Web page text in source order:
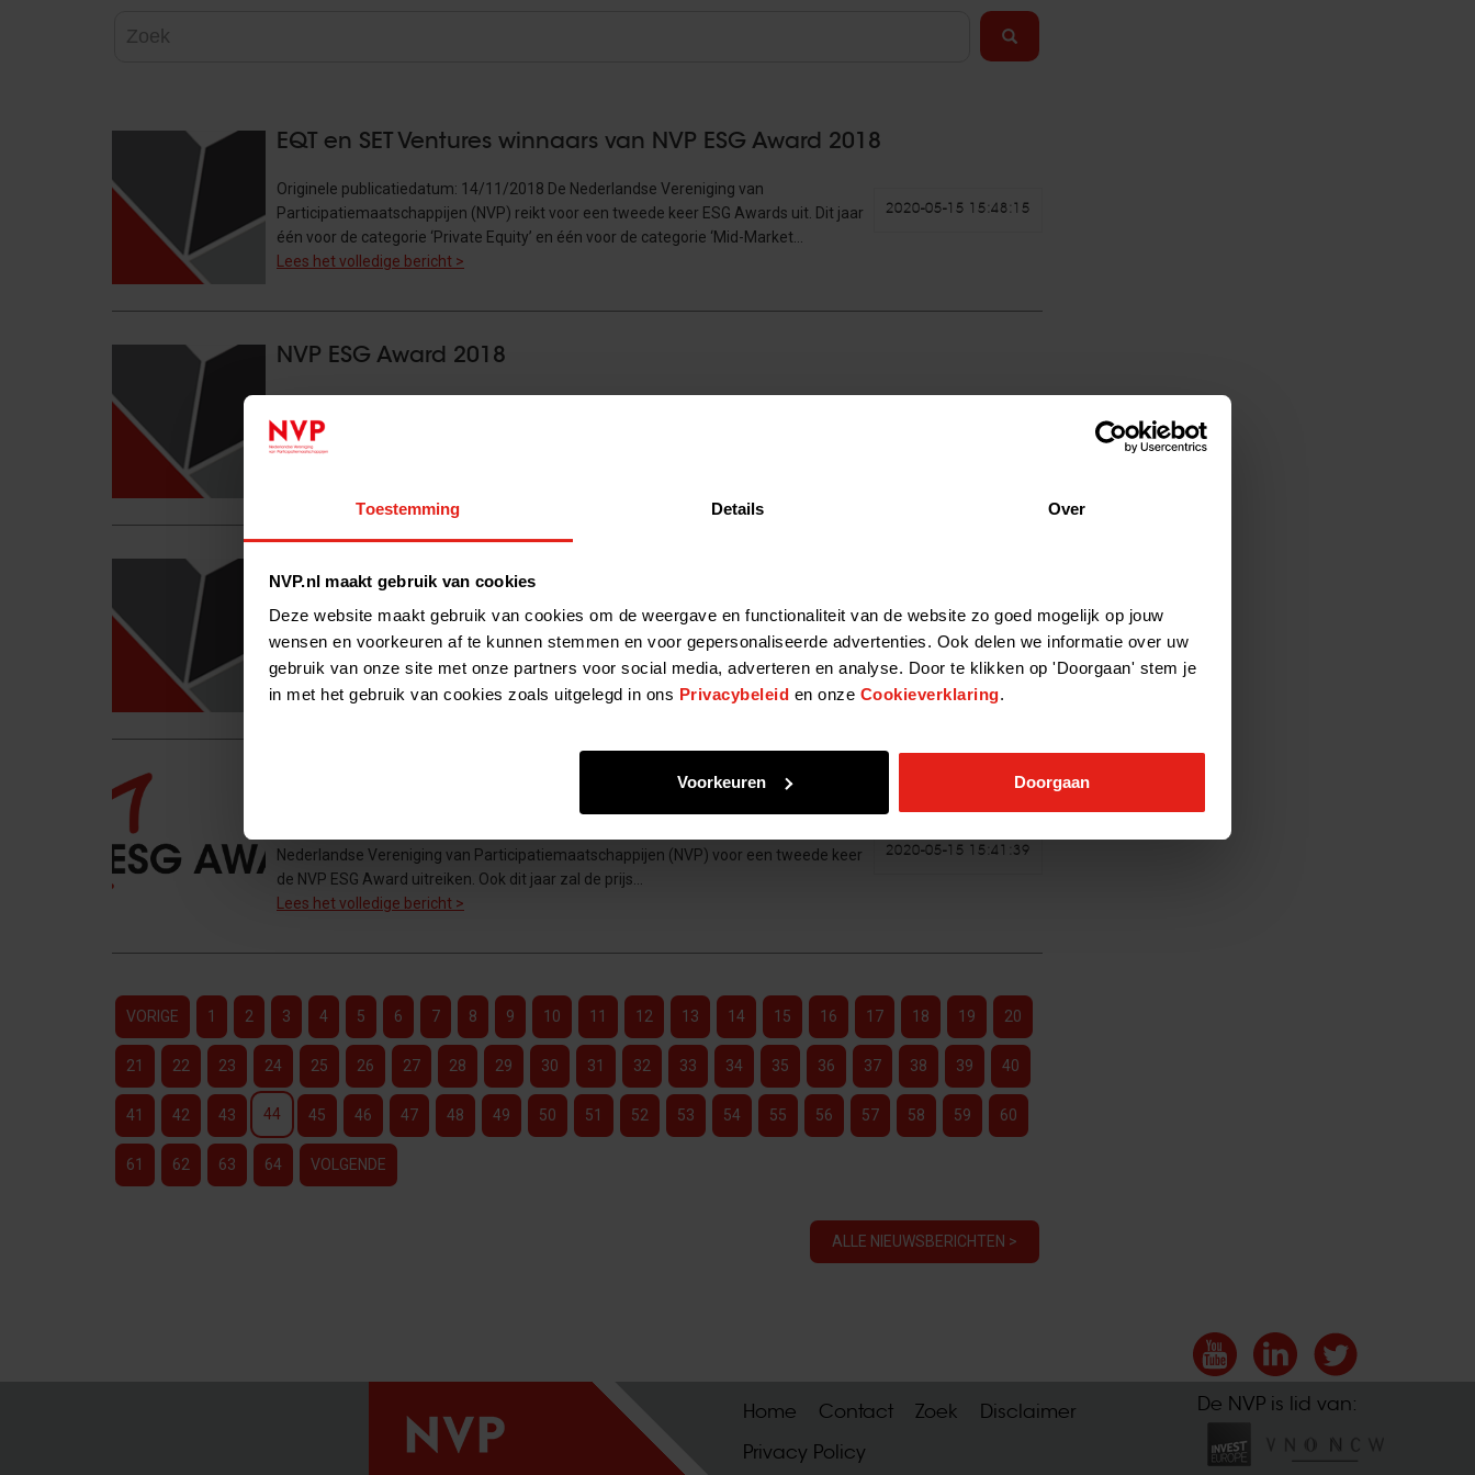
Toestemming Details Over
NVP.nl maakt gebruik van cookies
Deze website maakt gebruik van cookies om de weergave en functionaliteit van de website zo goed mogelijk op jouw
wensen en voorkeuren af te kunnen stemmen en voor gepersonaliseerde advertenties. Ook delen we informatie over uw
gebruik van onze site met onze partners voor social media, adverteren en analyse. Door te klikken op 'Doorgaan' stem je
in met het gebruik van cookies zoals uitgelegd in ons Privacybeleid en onze Cookieverklaring.
Voorkeuren Doorgaan
EQT en SET Ventures winnaars van NVP ESG Award 2018
2020-05-15 15:48:15
Originele publicatiedatum: 14/11/2018 De Nederlandse Vereniging van
Participatiemaatschappijen (NVP) reikt voor een tweede keer ESG Awards uit. Dit jaar
één voor de categorie ‘Private Equity’ en één voor de categorie ‘Mid-Market…
Lees het volledige bericht >
NVP ESG Award 2018
hebben zich dit jaar aangemeld om mee te dingen naar de NVP ESG Award 2018. Een
record! De partijen die meedingen zijn, op…
Minister Koolmees complimenteert de NVP
2020-05-15 15:43:56
Originele publicatiedatum: 15/08/2018 Op 12 juli j.l. stuurde Minister van Sociale
Zaken en Werkgelegenheid Wouter Koolmees een brief naar de Tweede Kamer
waarin hij ingaat op de in de initiatiefnota (zomer…
Lees het volledige bericht >
Inschrijving NVP ESG Award 2018 geopend
2020-05-15 15:41:39
Nederlandse Vereniging van Participatiemaatschappijen (NVP) voor een tweede keer
de NVP ESG Award uitreiken. Ook dit jaar zal de prijs…
Lees het volledige bericht >
VORIGE 1 2 3 4 5 6 7 8 9 10 11 12 13 14 15 16 17 18 19 20
21 22 23 24 25 26 27 28 29 30 31 32 33 34 35 36 37 38 39 40
41 42 43 44 45 46 47 48 49 50 51 52 53 54 55 56 57 58 59 60
61 62 63 64 VOLGENDE
ALLE NIEUWSBERICHTEN >
Home Contact Zoek Disclaimer
Privacy Policy
De NVP is lid van: